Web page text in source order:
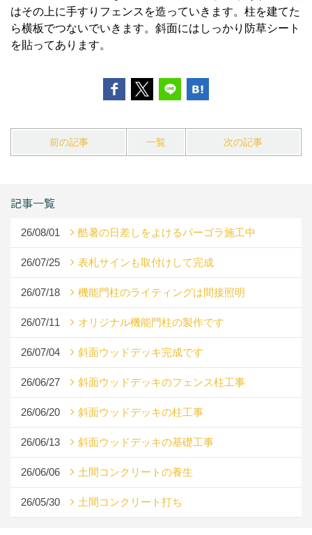
はその上に手すりフェンスを造っていきます。柱を建てた
ら横板でつないでいきます。斜面にはしっかり防草シート
を貼ってあります。
前の記事 一覧 次の記事
記事一覧
26/08/01 酷暑の日差しをよけるパーゴラ施工中
26/07/25 表札サインも取付けして完成
26/07/18 機能門柱のライティングは間接照明
26/07/11 オリジナル機能門柱の製作です
26/07/04 斜面ウッドデッキ完成です
26/06/27 斜面ウッドデッキのフェンス柱工事
26/06/20 斜面ウッドデッキの柱工事
26/06/13 斜面ウッドデッキの基礎工事
26/06/06 土間コンクリートの養生
26/05/30 土間コンクリート打ち